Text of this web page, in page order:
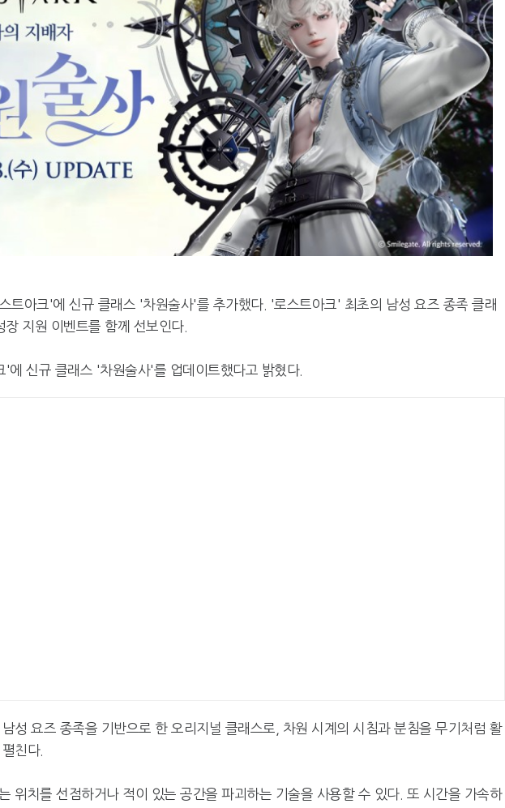
트아크'에 신규 클래스 '차원술사'를 추가했다. '로스트아크' 최초의 남성 요즈 종족 클래
지원 이벤트를 함께 선보인다.
에 신규 클래스 '차원술사'를 업데이트했다고 밝혔다.
성 요즈 종족을 기반으로 한 오리지널 클래스로, 차원 시계의 시침과 분침을 무기처럼 활
친다.
위치를 선점하거나 적이 있는 공간을 파괴하는 기술을 사용할 수 있다. 또 시간을 가속하